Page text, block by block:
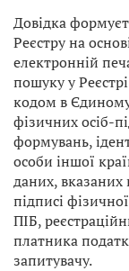
Довідка
Реєстру на
електронній
пошуку у
кодом в
фізичних осіб-
формувань,
особи іншої
даних, вказаних
підписі
ПІБ,
платника
запитувачу.